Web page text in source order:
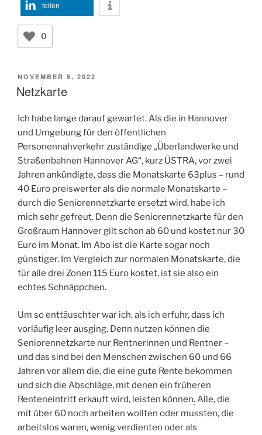
teilen
0
VERÖFFENTLICHT
AM
NOVEMBER 8, 2022
Netzkarte
Ich habe lange darauf gewartet. Als die in Hannover
und Umgebung für den öffentlichen
Personennahverkehr zuständige „Überlandwerke und
Straßenbahnen Hannover AG“, kurz ÜSTRA, vor zwei
Jahren ankündigte, dass die Monatskarte 63plus – rund
40 Euro preiswerter als die normale Monatskarte –
durch die Seniorennetzkarte ersetzt wird, habe ich
mich sehr gefreut. Denn die Seniorennetzkarte für den
Großraum Hannover gilt schon ab 60 und kostet nur 30
Euro im Monat. Im Abo ist die Karte sogar noch
günstiger. Im Vergleich zur normalen Monatskarte, die
für alle drei Zonen 115 Euro kostet, ist sie also ein
echtes Schnäppchen.
Um so enttäuschter war ich, als ich erfuhr, dass ich
vorläufig leer ausging. Denn nutzen können die
Seniorennetzkarte nur Rentnerinnen und Rentner –
und das sind bei den Menschen zwischen 60 und 66
Jahren vor allem die, die eine gute Rente bekommen
und sich die Abschläge, mit denen ein früheren
Renteneintritt erkauft wird, leisten können.Alle, die
mit über 60 noch arbeiten wollten oder mussten, die
arbeitslos waren, wenig verdienten oder als